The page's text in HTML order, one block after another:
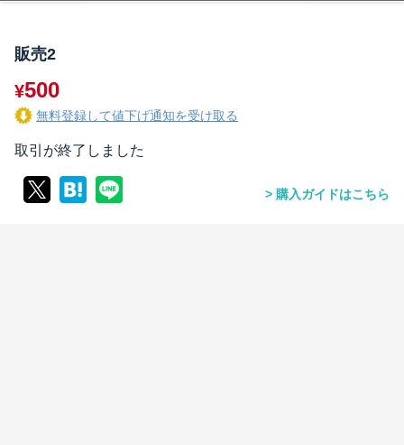
販売2
¥500
無料登録して値下げ通知を受け取る
取引が終了しました
購入ガイドはこちら